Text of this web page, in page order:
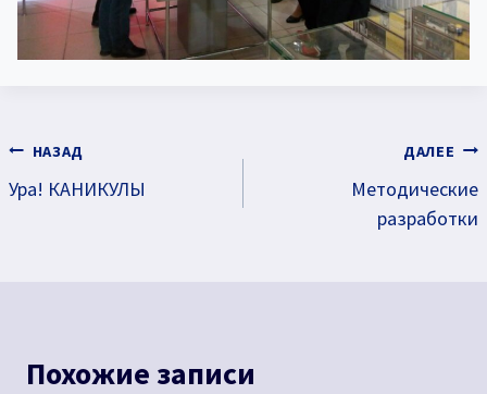
Навигация
по
НАЗАД
Ура! КАНИКУЛЫ
ДАЛЕЕ
Методические
разработки
Похожие записи